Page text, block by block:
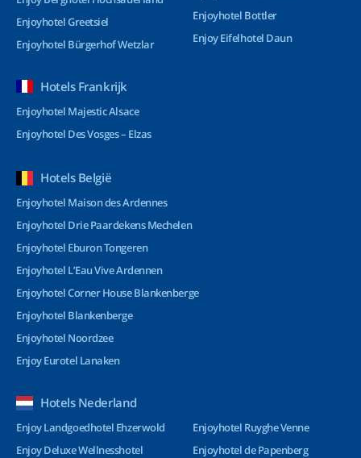
Enjoyhotel Greetsiel
Enjoyhotel Bürgerhof Wetzlar
Enjoyhotel Bottler
Enjoy Eifelhotel Daun
Hotels Frankrijk
Enjoyhotel Majestic Alsace
Enjoyhotel Des Vosges – Elzas
Hotels België
Enjoyhotel Maison des Ardennes
Enjoyhotel Drie Paardekens Mechelen
Enjoyhotel Eburon Tongeren
Enjoyhotel L’Eau Vive Ardennen
Enjoyhotel Corner House Blankenberge
Enjoyhotel Blankenberge
Enjoyhotel Noordzee
Enjoy Eurotel Lanaken
Hotels Nederland
Enjoy Landgoedhotel Ehzerwold
Enjoy Deluxe Wellnesshotel
Enjoyhotel Ruyghe Venne
Enjoyhotel de Papenberg